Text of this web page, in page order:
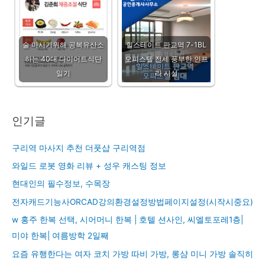
술 마시기위해 공복유산소
하는 40대 다이어트식단
일기
힐스테이트 판교역 7-1BL
오피스텔 전세 풍부한 인프
라 시설
인기글
구리역 마사지 추천 더풋샵 구리역점
와일드 로봇 영화 리뷰 + 성우 캐스팅 정보
현대인의 필수정보, 수목장
전자캐드기능사ORCAD강의환경설정방법페이지설정(시작시중요)
w 홍주 한복 선택, 시어머니 한복 | 호텔 션사인, 씨엘토포레1층|
미야 한복| 여름방학 2일째
요즘 유행한다는 여자 코치 가방 따비 가방, 롱샴 미니 가방 솔직히